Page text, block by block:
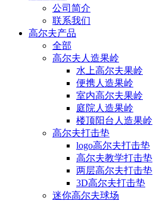
公司简介
联系我们
高尔夫产品
全部
高尔夫人造果岭
水上高尔夫果岭
便携人造果岭
室内高尔夫果岭
庭院人造果岭
楼顶阳台人造果岭
高尔夫打击垫
logo高尔夫打击垫
高尔夫教学打击垫
两层高尔夫打击垫
3D高尔夫打击垫
迷你高尔夫球场